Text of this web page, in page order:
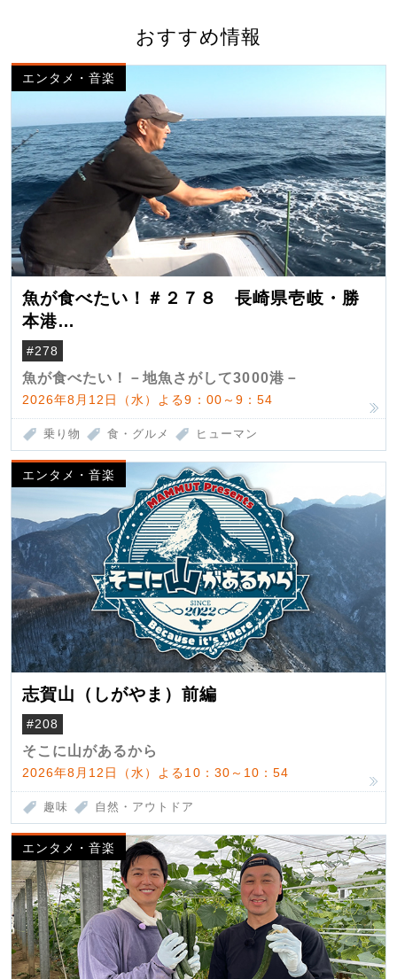
おすすめ情報
エンタメ・音楽
魚が食べたい！＃２７８ 長崎県壱岐・勝
本港
（クロマグロ）
#278
魚が食べたい！－地魚さがして3000港－
2026年8月12日（水）よる9：00～9：54
乗り物 食・グルメ ヒューマン
エンタメ・音楽
志賀山（しがやま）前編
#208
そこに山があるから
2026年8月12日（水）よる10：30～10：54
趣味 自然・アウトドア
エンタメ・音楽